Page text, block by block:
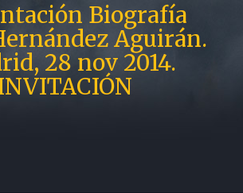
Biografía
Aguirán.
28 nov 2014.